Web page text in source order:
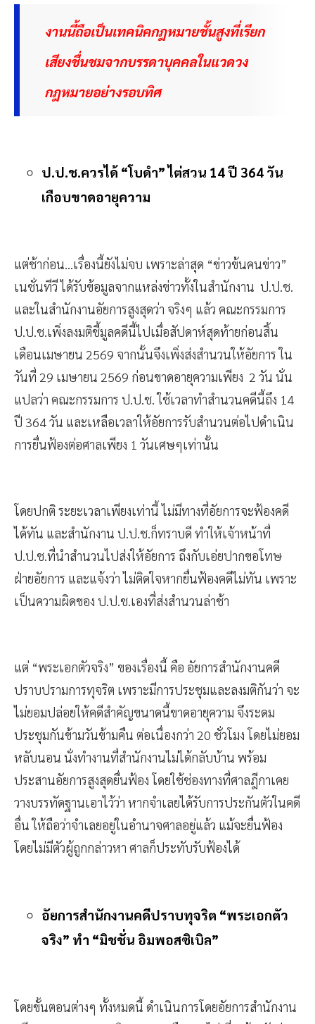
งานนี้ถือเป็นเทคนิคกฎหมายชั้นสูงที่เรียก
เสียงชื่นชมจากบรรดาบุคคลในแวดวง
กฎหมายอย่างรอบทิศ
ป.ป.ช.ควรได้ “โบดำ” ไต่สวน 14 ปี 364 วัน
เกือบขาดอายุความ
แต่ช้าก่อน...เรื่องนี้ยังไม่จบ เพราะล่าสุด “ข่าวข้นคนข่าว”
เนชั่นทีวี ได้รับข้อมูลจากแหล่งข่าวทั้งในสำนักงาน ป.ป.ช.
และในสำนักงานอัยการสูงสุดว่า จริงๆ แล้ว คณะกรรมการ
ป.ป.ช.เพิ่งลงมติชี้มูลคดีนี้ไปเมื่อสัปดาห์สุดท้ายก่อนสิ้น
เดือนเมษายน 2569 จากนั้นจึงเพิ่งส่งสำนวนให้อัยการ ใน
วันที่ 29 เมษายน 2569 ก่อนขาดอายุความเพียง 2 วัน นั่น
แปลว่า คณะกรรมการ ป.ป.ช. ใช้เวลาทำสำนวนคดีนี้ถึง 14
ปี 364 วัน และเหลือเวลาให้อัยการรับสำนวนต่อไปดำเนิน
การยื่นฟ้องต่อศาลเพียง 1 วันเศษๆเท่านั้น
โดยปกติ ระยะเวลาเพียงเท่านี้ ไม่มีทางที่อัยการจะฟ้องคดี
ได้ทัน และสำนักงาน ป.ป.ช.ก็ทราบดี ทำให้เจ้าหน้าที่
ป.ป.ช.ที่นำสำนวนไปส่งให้อัยการ ถึงกับเอ่ยปากขอโทษ
ฝ่ายอัยการ และแจ้งว่า ไม่ติดใจหากยื่นฟ้องคดีไม่ทัน เพราะ
เป็นความผิดของ ป.ป.ช.เองที่ส่งสำนวนล่าช้า
แต่ “พระเอกตัวจริง” ของเรื่องนี้ คือ อัยการสำนักงานคดี
ปราบปรามการทุจริต เพราะมีการประชุมและลงมติกันว่า จะ
ไม่ยอมปล่อยให้คดีสำคัญขนาดนี้ขาดอายุความ จึงระดม
ประชุมกันข้ามวันข้ามคืน ต่อเนื่องกว่า 20 ชั่วโมง โดยไม่ยอม
หลับนอน นั่งทำงานที่สำนักงานไม่ได้กลับบ้าน พร้อม
ประสานอัยการสูงสุดยื่นฟ้อง โดยใช้ช่องทางที่ศาลฎีกาเคย
วางบรรทัดฐานเอาไว้ว่า หากจำเลยได้รับการประกันตัวในคดี
อื่น ให้ถือว่าจำเลยอยู่ในอำนาจศาลอยู่แล้ว แม้จะยื่นฟ้อง
โดยไม่มีตัวผู้ถูกกล่าวหา ศาลก็ประทับรับฟ้องได้
อัยการสำนักงานคดีปราบทุจริต “พระเอกตัว
จริง” ทำ “มิชชั่น อิมพอสซิเบิล”
โดยขั้นตอนต่างๆ ทั้งหมดนี้ ดำเนินการโดยอัยการสำนักงาน